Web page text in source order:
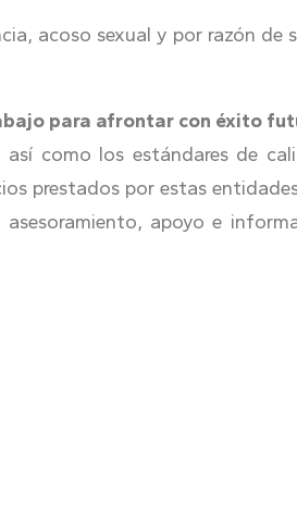
acoso sexual y por razón de
para afrontar con éxito
así como los estándares de
prestados por estas
apoyo e